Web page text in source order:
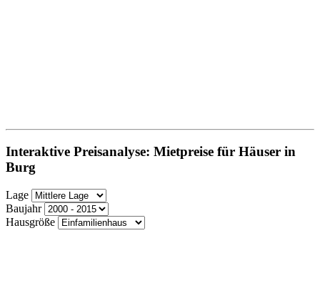
Interaktive Preisanalyse: Mietpreise für Häuser in
Burg
Lage
Baujahr
Hausgröße